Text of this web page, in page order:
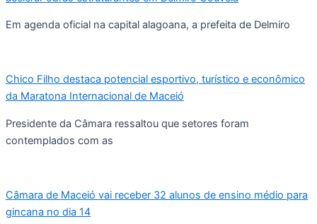
Em agenda oficial na capital alagoana, a prefeita de Delmiro
Chico Filho destaca potencial esportivo, turístico e econômico
da Maratona Internacional de Maceió
Presidente da Câmara ressaltou que setores foram
contemplados com as
Câmara de Maceió vai receber 32 alunos de ensino médio para
gincana no dia 14